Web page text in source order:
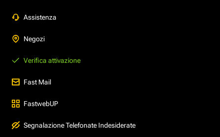
Assistenza
Negozi
Verifica attivazione
Fast Mail
FastwebUP
Segnalazione Telefonate Indesiderate